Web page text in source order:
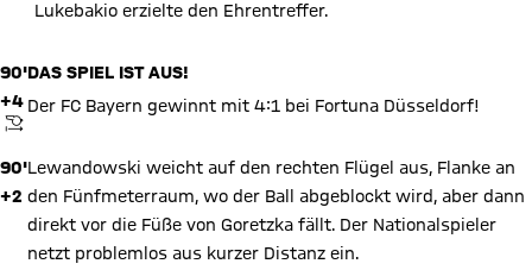
Lukebakio erzielte den Ehrentreffer.
90'
+4
ANPFIFF
DAS SPIEL IST AUS!
Der FC Bayern gewinnt mit 4:1 bei Fortuna Düsseldorf!
90'
+2
Lewandowski weicht auf den rechten Flügel aus, Flanke an
den Fünfmeterraum, wo der Ball abgeblockt wird, aber dann
direkt vor die Füße von Goretzka fällt. Der Nationalspieler
netzt problemlos aus kurzer Distanz ein.